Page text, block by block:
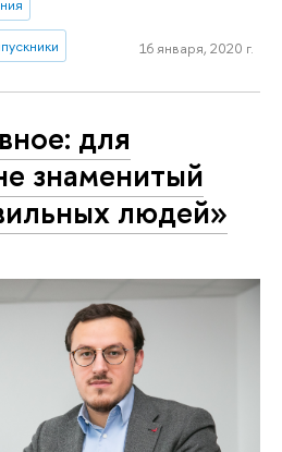
16 января, 2020 г.
для
знаменитый
людей»